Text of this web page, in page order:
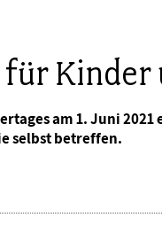
Kinder
am 1. Juni
selbst betreffen.